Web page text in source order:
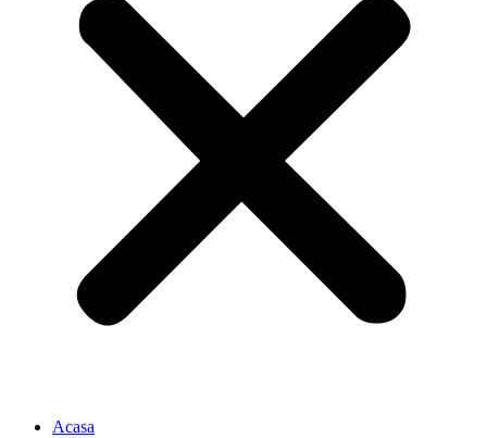
Conducere
Consiliul științific
Personal
Laboratoare
Rapoarte de activitate
Proiecte
Articole științifice publicate